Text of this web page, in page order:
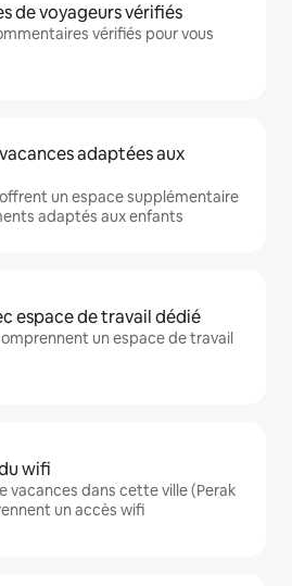
de voyageurs vérifiés
vérifiés pour vous
adaptées aux
un espace supplémentaire
adaptés aux enfants
espace de travail dédié
un espace de travail
wifi
vacances dans cette ville (Perak
un accès wifi